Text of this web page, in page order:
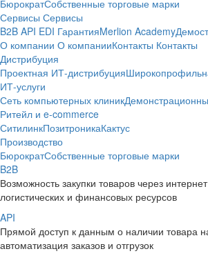
БюрократСобственные торговые марки
Сервисы Сервисы
B2B API EDI ГарантияMerlion Academy
О компании О компанииКонтакты Контакты
Дистрибуция
Проектная ИТ-дистрибуция
ИТ-услуги
Сеть компьютерных клиник
Ритейл и e-commerce
СитилинкПозитроникаКактус
Производство
БюрократСобственные торговые марки
B2B
Возможность закупки товаров через
логистических и финансовых ресурсов
API
Прямой доступ к данным о наличии товара
автоматизация заказов и отгрузок